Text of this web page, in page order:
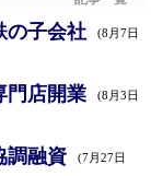
の子会社 (8月7日
門店開業 (8月3日
調融資 (7月27日